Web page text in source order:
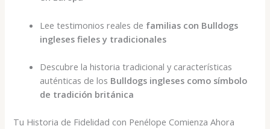
Lee testimonios reales de familias con Bulldogs
ingleses fieles y tradicionales
Descubre la historia tradicional y características
auténticas de los Bulldogs ingleses como símbolo
de tradición británica
Tu Historia de Fidelidad con Penélope Comienza Ahora